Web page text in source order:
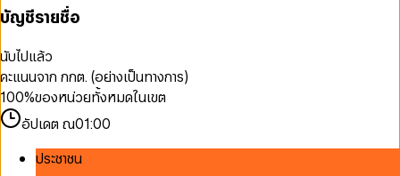
บัญชีรายชื่อ
นับไปแล้ว
คะแนนจาก กกต. (อย่างเป็นทางการ)
100%ของหน่วยทั้งหมดในเขต
อัปเดต ณ01:00
ประชาชน